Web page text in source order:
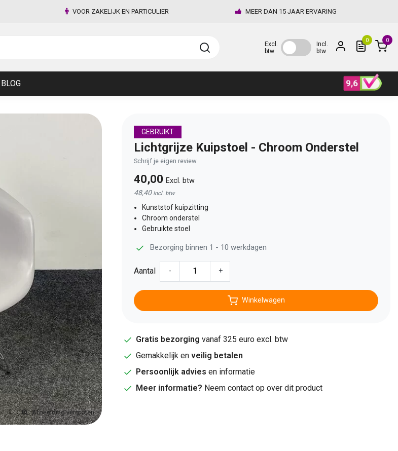
VOOR ZAKELIJK EN PARTICULIER MEER DAN 15 JAAR ERVARING
Excl.
btw
Incl.
btw
0 0
BLOG
Afbeelding vergroten
GEBRUIKT
Lichtgrijze Kuipstoel - Chroom Onderstel
Schrijf je eigen review
40,00 Excl. btw
48,40 Incl. btw
Kunststof kuipzitting
Chroom onderstel
Gebruikte stoel
Bezorging binnen 1 - 10 werkdagen
Aantal - +
Winkelwagen
Gratis bezorging vanaf 325 euro excl. btw
Gemakkelijk en veilig betalen
Persoonlijk advies en informatie
Meer informatie? Neem contact op over dit product